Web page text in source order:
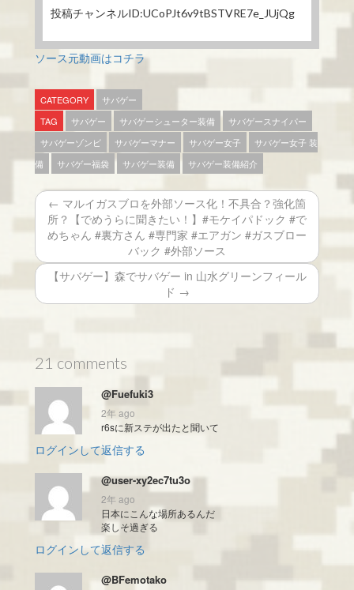
投稿チャンネルID:UCoPJt6v9tBSTVRE7e_JUjQg
ソース元動画はコチラ
CATEGORY
サバゲー
TAG
サバゲー サバゲーシューター装備
サバゲースナイパー
サバゲーゾンビ
サバゲーマナー サバゲー女子
サバゲー女子 装
備
サバゲー福袋 サバゲー装備 サバゲー装備紹介
← マルイガスブロを外部ソース化！不具合？強化箇
所？【でめうらに聞きたい！】#モケイパドック #で
めちゃん #裏方さん #専門家 #エアガン #ガスブロー
バック #外部ソース
【サバゲー】森でサバゲー in 山水グリーンフィール
ド →
21 comments
@Fuefuki3
2年 ago
r6sに新ステが出たと聞いて
ログインして返信する
@user-xy2ec7tu3o
2年 ago
日本にこんな場所あるんだ
楽しそ過ぎる
ログインして返信する
@BFemotako